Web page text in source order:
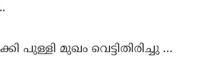
മുഖം വെട്ടിതിരിച്ചു …